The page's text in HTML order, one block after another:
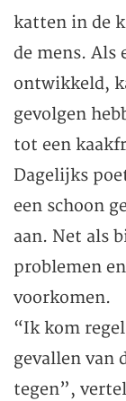
katten in de
de mens. Als
ontwikkeld,
gevolgen
tot een
Dagelijks
een schoon
aan. Net als
problemen
voorkomen.
“Ik kom
gevallen van
tegen”,